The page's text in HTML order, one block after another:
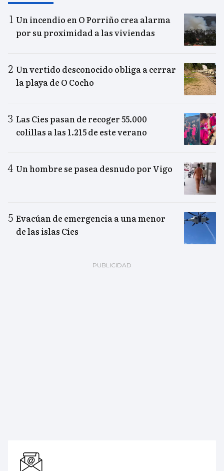
Un incendio en O Porriño crea alarma
por su proximidad a las viviendas
Un vertido desconocido obliga a cerrar
la playa de O Cocho
Las Cíes pasan de recoger 55.000
colillas a las 1.215 de este verano
Un hombre se pasea desnudo por Vigo
Evacúan de emergencia a una menor
de las islas Cíes